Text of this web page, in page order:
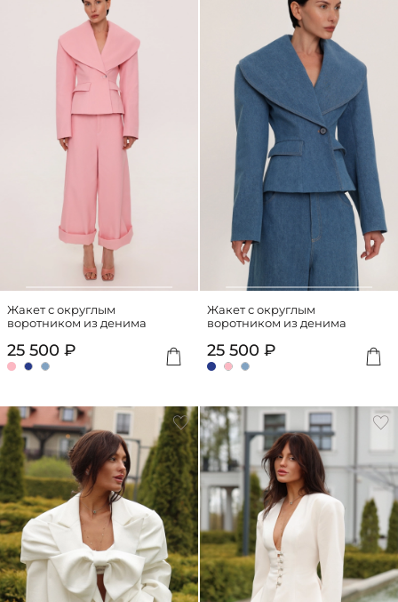
Жакет с округлым
воротником из денима
25 500 ₽
Жакет с округлым
воротником из денима
25 500 ₽